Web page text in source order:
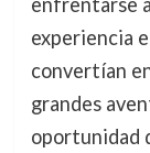
experiencia
convertían
grandes
oportunidad